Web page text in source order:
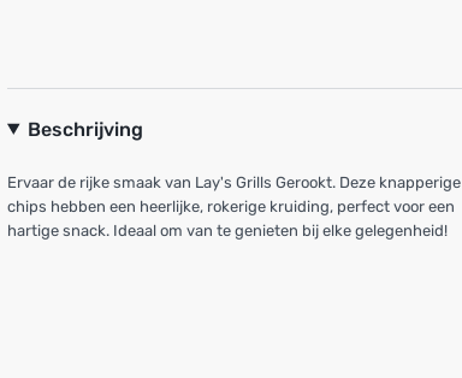
Beschrijving
Ervaar de rijke smaak van Lay's Grills Gerookt. Deze knapperige
chips hebben een heerlijke, rokerige kruiding, perfect voor een
hartige snack. Ideaal om van te genieten bij elke gelegenheid!